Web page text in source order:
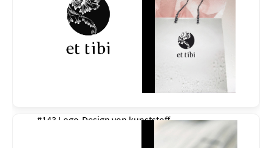
#143 Logo-Design von kunststoff